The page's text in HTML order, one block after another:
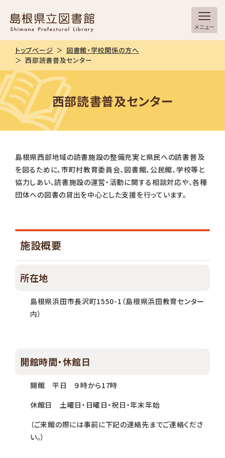
メニュー
トップページ
図書館・学校関係の方へ
西部読書普及センター
西部読書普及センター
島根県西部地域の読書施設の整備充実と県民への読書普及
を図るために、市町村教育委員会、図書館、公民館、学校等と
協力しあい、読書施設の運営・活動に関する相談対応や、各種
団体への図書の貸出を中心とした支援を行っています。
施設概要
所在地
島根県浜田市長沢町1550-1（島根県浜田教育センター
内）
開館時間・休館日
開館 平日 ９時から17時
休館日 土曜日・日曜日・祝日・年末年始
（ご来館の際には事前に下記の連絡先までご連絡くださ
い。）